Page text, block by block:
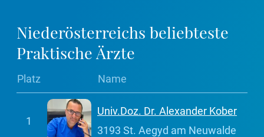
Niederösterreichs beliebteste
Praktische Ärzte
Platz Name
1
Univ.Doz. Dr. Alexander Kober
3193 St. Aegyd am Neuwalde